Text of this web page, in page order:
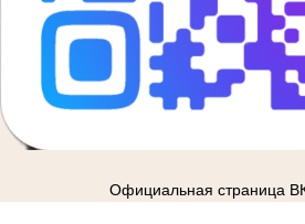
Официальная страница